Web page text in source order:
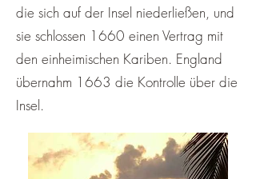
die sich auf der Insel niederließen, und
sie schlossen 1660 einen Vertrag mit
den einheimischen Kariben. England
übernahm 1663 die Kontrolle über die
Insel.